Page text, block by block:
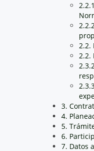
2.2.
2.2.
3.
4.
5.
6.
7. Datos